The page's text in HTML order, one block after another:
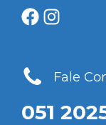
Fale
051